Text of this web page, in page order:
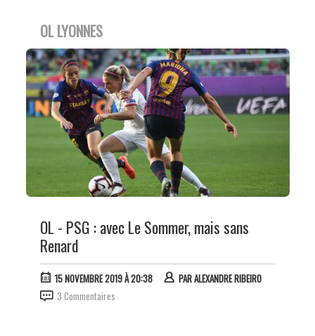
OL LYONNES
OL - PSG : avec Le Sommer, mais sans
Renard
15 NOVEMBRE 2019 À 20:38 PARALEXANDRE RIBEIRO
3 Commentaires